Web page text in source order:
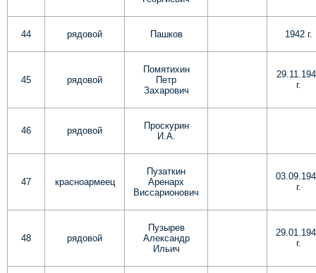
44 рядовой Пашков 1942 г.
45 рядовой
Помятихин
Петр
Захарович
г.
46 рядовой
Проскурин
И.А.
47 красноармеец
Пузаткин
Аренарх
Виссарионович
г.
48 рядовой
Пузырев
Александр
Ильич
г.